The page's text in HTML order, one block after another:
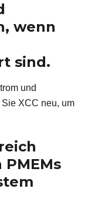
wenn
sind.
und
XCC neu, um